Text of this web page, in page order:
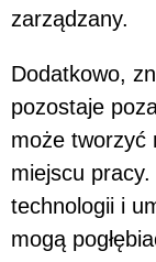
zarządzany.
Dodatkowo,
pozostaje
może tworzyć
miejscu
technologii i
mogą